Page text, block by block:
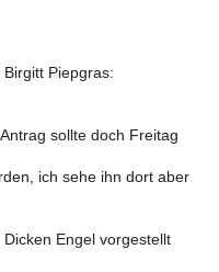
Piepgras:
sollte doch Freitag
ich sehe ihn dort aber
Engel vorgestellt